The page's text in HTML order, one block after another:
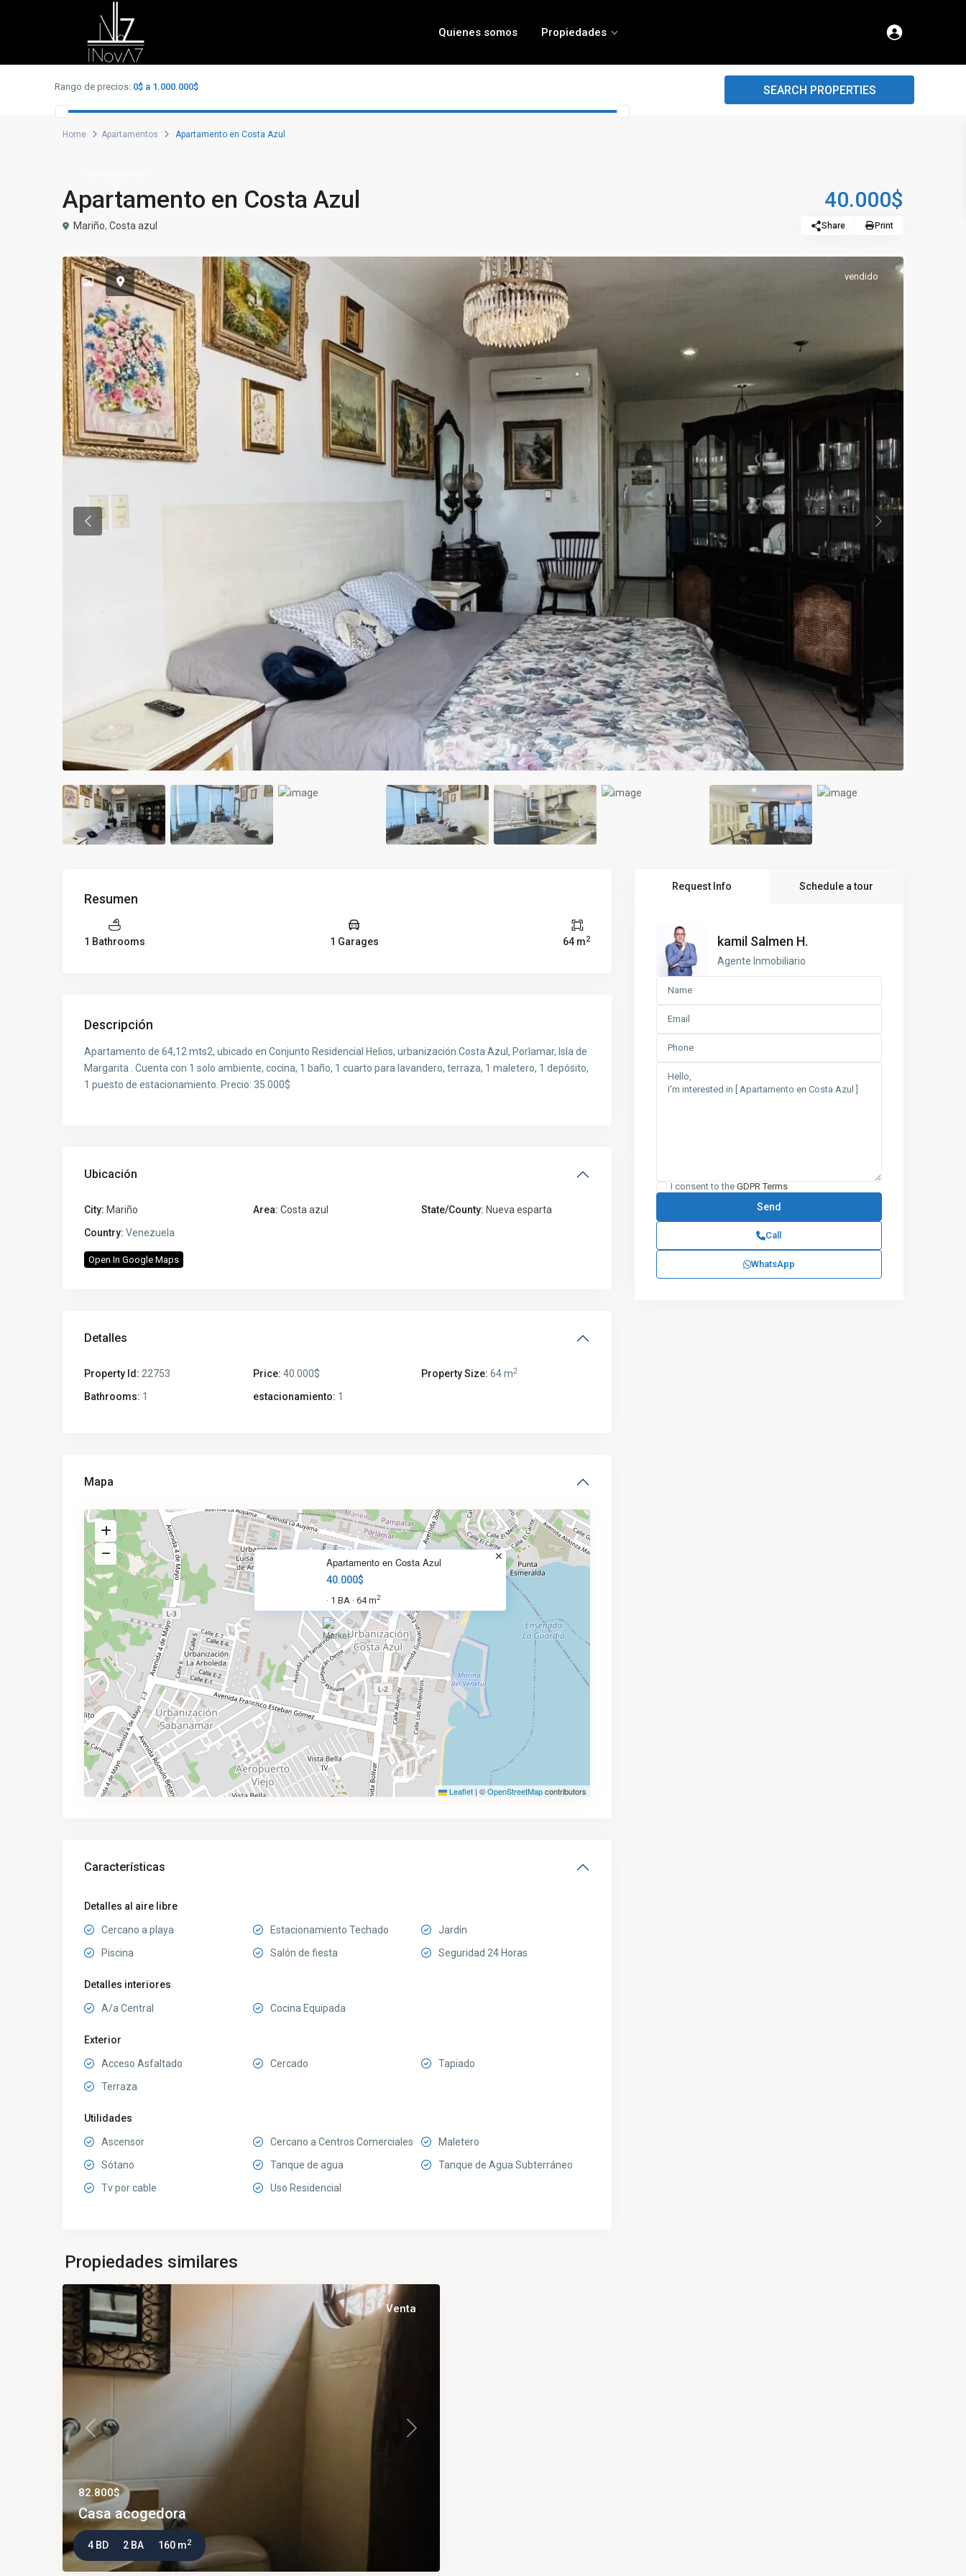
Quienes somos
Propiedades
Advanced Search
Rango de precios: 0$ a 1.000.000$ SEARCH PROPERTIES
Home Apartamentos Apartamento en Costa Azul
Apartamento en Costa Azul 40.000$
Mariño, Costa azul Share Print
vendido
Previous Previous
Resumen
1 Bathrooms 1 Garages 64 m2
Descripción
Apartamento de 64,12 mts2, ubicado en Conjunto Residencial Helios, urbanización Costa Azul, Porlamar, Isla de
Margarita . Cuenta con 1 solo ambiente, cocina, 1 baño, 1 cuarto para lavandero, terraza, 1 maletero, 1 depósito,
1 puesto de estacionamiento. Precio: 35.000$
Ubicación
City: Mariño Area: Costa azul State/County: Nueva esparta
Country: Venezuela
Open In Google Maps
Detalles
Property Id: 22753 Price: 40.000$ Property Size: 64 m2
Bathrooms: 1 estacionamiento: 1
Mapa
Apartamento en Costa Azul
40.000$
· 1 BA · 64 m2
Leaflet | ©OpenStreetMapcontributors
Características
Detalles al aire libre
Cercano a playa Estacionamiento Techado
Jardín
Piscina
Salón de fiesta Seguridad 24 Horas
Detalles interiores
A/a Central Cocina Equipada
Exterior
Acceso Asfaltado Cercado
Tapiado
Terraza
Utilidades
Ascensor Cercano a Centros Comerciales
Maletero
Sótano
Tanque de agua
Tanque de Agua Subterráneo
Tv por cable
Uso Residencial
Propiedades similares
Venta
Previous Next
82.800$
Casa acogedora
4 BD 2 BA 160 m2
Request Info Schedule a tour
kamil Salmen H.
Agente Inmobiliario
I consent to the GDPR Terms
Call
WhatsApp